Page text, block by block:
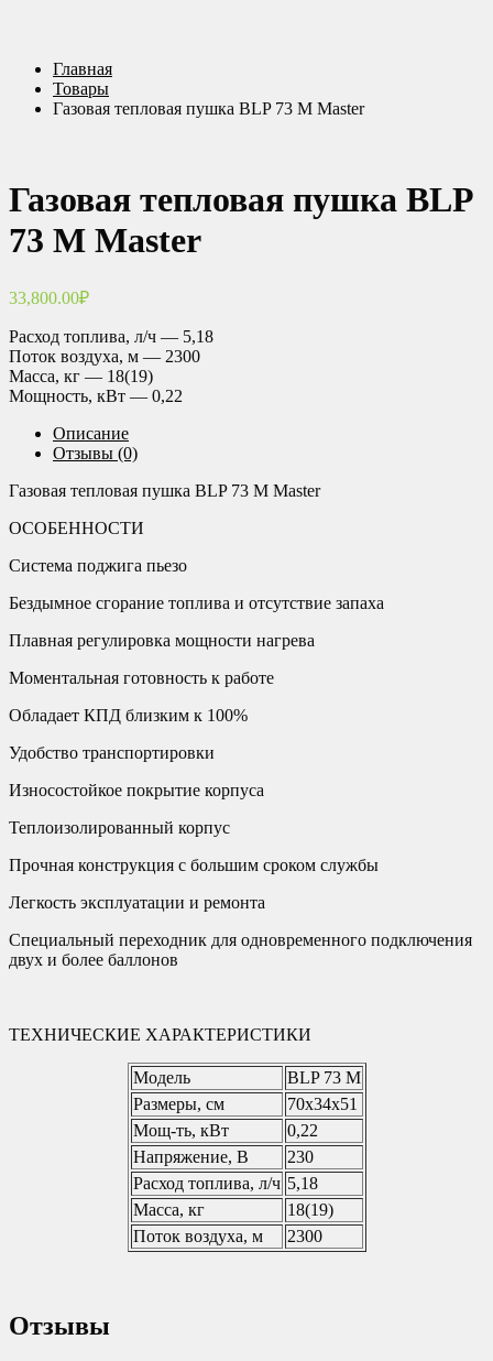
Главная
Товары
Газовая тепловая пушка BLP 73 M Master
Газовая тепловая пушка BLP
73 M Master
33,800.00₽
Расход топлива, л/ч — 5,18
Поток воздуха, м — 2300
Масса, кг — 18(19)
Мощность, кВт — 0,22
Описание
Отзывы (0)
Газовая тепловая пушка BLP 73 M Master
ОСОБЕННОСТИ
Система поджига пьезо
Бездымное сгорание топлива и отсутствие запаха
Плавная регулировка мощности нагрева
Моментальная готовность к работе
Обладает КПД близким к 100%
Удобство транспортировки
Износостойкое покрытие корпуса
Теплоизолированный корпус
Прочная конструкция с большим сроком службы
Легкость эксплуатации и ремонта
Специальный переходник для одновременного подключения
двух и более баллонов
ТЕХНИЧЕСКИЕ ХАРАКТЕРИСТИКИ
Модель
BLP 73 M
Размеры, см
70х34х51
Мощ-ть, кВт
0,22
Напряжение, В
230
Расход топлива, л/ч 5,18
Масса, кг
18(19)
Поток воздуха, м
2300
Отзывы